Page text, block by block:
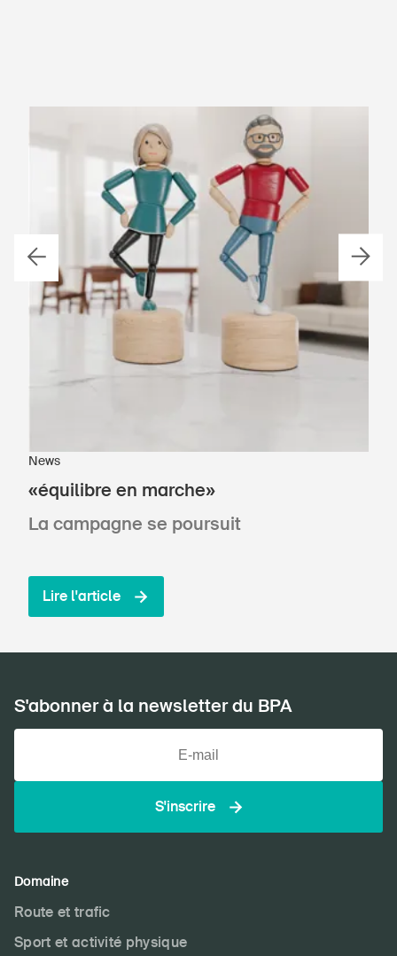
News
«équilibre en marche»
La campagne se poursuit
Lire l'article
S'abonner à la newsletter du BPA
S'inscrire
Domaine
Route et trafic
Sport et activité physique